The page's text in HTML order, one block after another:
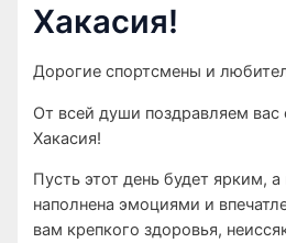
Хакасия!
Дорогие спортсмены и
От всей души поздравляем
Хакасия!
Пусть этот день будет ярким,
наполнена эмоциями и
вам крепкого здоровья,